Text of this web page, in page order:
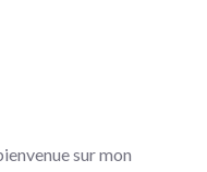
sur mon